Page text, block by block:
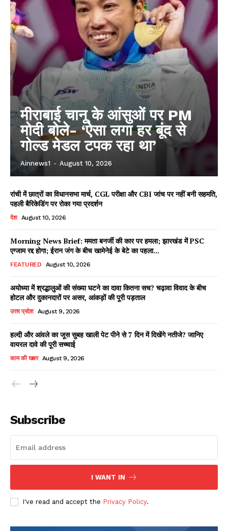
Facebook
X WhatsApp
Share
Read Latest News on AIN
NEWS 1 App
मीराबाई चानू के आंसुओं पर PM
मोदी बोले- ‘ऐसा लगा हर बूंद से
गोल्ड मेडल टपक रहा था’
Ainnews1 - August 10, 2026
रांची में छात्रों का विधानसभा मार्च, CGL परीक्षा और CBI जांच पर नहीं बनी सहमति,
पहली बैरिकेडिंग पर रोका गया प्रदर्शन
देश August 10, 2026
Morning News Brief: ममता बनर्जी की कार पर हमला; झारखंड में PSC
एग्जाम रद्द होगा; ईरान जंग के बीच खामेनेई के बेटे का पहला...
FEATURED August 10, 2026
अयोध्या में श्रद्धालुओं की संख्या घटने का दावा कितना सच? चढ़ावा विवाद के बीच
होटल और दुकानदारों पर असर, आंकड़ों की पूरी पड़ताल
उत्तर प्रदेश August 9, 2026
हल्दी और आंवले का जूस सुबह खाली पेट पीने से 7 दिन में दिखेंगे नतीजे? जानिए
वायरल दावे की पूरी सच्चाई
काम की खबर August 9, 2026
Subscribe
I WANT IN
I've read and accept the Privacy Policy.